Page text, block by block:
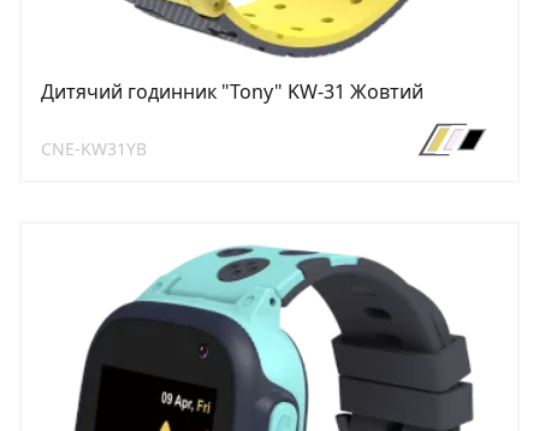
Дитячий годинник "Tony" KW-31 Жовтий
CNE-KW31YB